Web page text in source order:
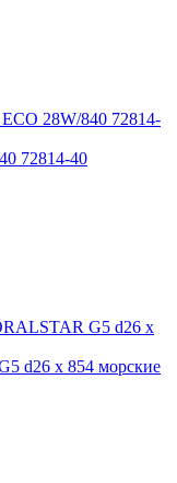
72814-40
d26 x 854 морские